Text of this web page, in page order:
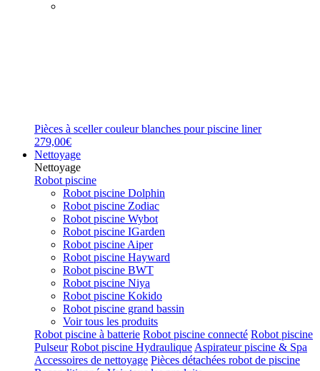
Pièces à sceller couleur blanches pour piscine liner
279,00€
Nettoyage
Nettoyage
Robot piscine
Robot piscine Dolphin
Robot piscine Zodiac
Robot piscine Wybot
Robot piscine IGarden
Robot piscine Aiper
Robot piscine Hayward
Robot piscine BWT
Robot piscine Niya
Robot piscine Kokido
Robot piscine grand bassin
Voir tous les produits
Robot piscine à batterie Robot piscine connecté Robot piscine
Pulseur Robot piscine Hydraulique Aspirateur piscine & Spa
Accessoires de nettoyage Pièces détachées robot de piscine